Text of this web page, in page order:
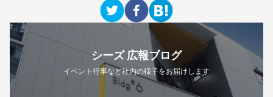
シーズ 広報ブログ
イベント行事など社内の様子をお届けします